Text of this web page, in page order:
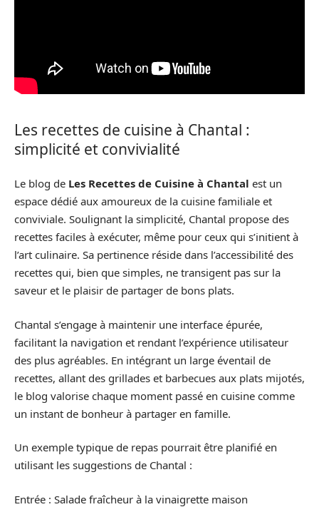
Les recettes de cuisine à Chantal :
simplicité et convivialité
Le blog de Les Recettes de Cuisine à Chantal est un
espace dédié aux amoureux de la cuisine familiale et
conviviale. Soulignant la simplicité, Chantal propose des
recettes faciles à exécuter, même pour ceux qui s’initient à
l’art culinaire. Sa pertinence réside dans l’accessibilité des
recettes qui, bien que simples, ne transigent pas sur la
saveur et le plaisir de partager de bons plats.
Chantal s’engage à maintenir une interface épurée,
facilitant la navigation et rendant l’expérience utilisateur
des plus agréables. En intégrant un large éventail de
recettes, allant des grillades et barbecues aux plats mijotés,
le blog valorise chaque moment passé en cuisine comme
un instant de bonheur à partager en famille.
Un exemple typique de repas pourrait être planifié en
utilisant les suggestions de Chantal :
Entrée : Salade fraîcheur à la vinaigrette maison